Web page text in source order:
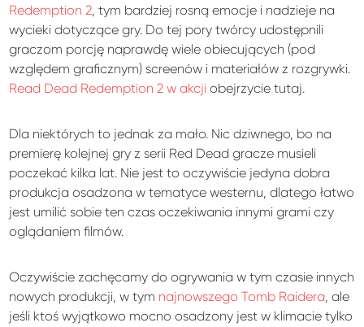
Redemption 2, tym bardziej rosną emocje i nadzieje na
wycieki dotyczące gry. Do tej pory twórcy udostępnili
graczom porcję naprawdę wiele obiecujących (pod
względem graficznym) screenów i materiałów z rozgrywki.
Read Dead Redemption 2 w akcji obejrzycie tutaj.
Dla niektórych to jednak za mało. Nic dziwnego, bo na
premierę kolejnej gry z serii Red Dead gracze musieli
poczekać kilka lat. Nie jest to oczywiście jedyna dobra
produkcja osadzona w tematyce westernu, dlatego łatwo
jest umilić sobie ten czas oczekiwania innymi grami czy
oglądaniem filmów.
Oczywiście zachęcamy do ogrywania w tym czasie innych
nowych produkcji, w tym najnowszego Tomb Raidera, ale
jeśli ktoś wyjątkowo mocno osadzony jest w klimacie tylko